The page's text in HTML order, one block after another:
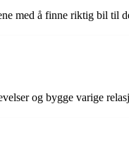
med å finne riktig bil til
og bygge varige